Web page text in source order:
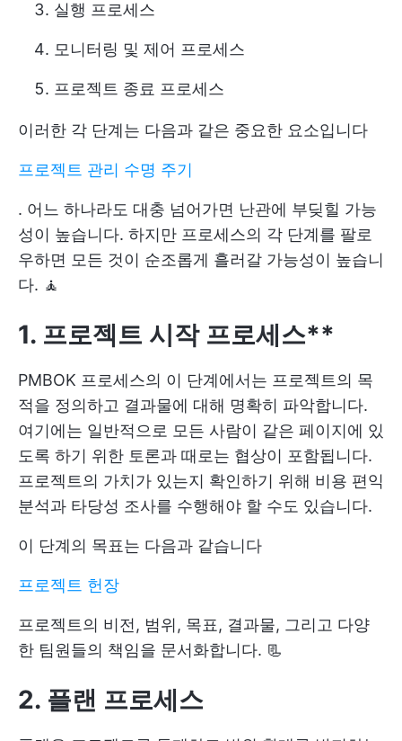
실행 프로세스
모니터링 및 제어 프로세스
프로젝트 종료 프로세스
이러한 각 단계는 다음과 같은 중요한 요소입니다
프로젝트 관리 수명 주기
. 어느 하나라도 대충 넘어가면 난관에 부딪힐 가능
성이 높습니다. 하지만 프로세스의 각 단계를 팔로
우하면 모든 것이 순조롭게 흘러갈 가능성이 높습니
다. 🧘
1. 프로젝트 시작 프로세스**
PMBOK 프로세스의 이 단계에서는 프로젝트의 목
적을 정의하고 결과물에 대해 명확히 파악합니다.
여기에는 일반적으로 모든 사람이 같은 페이지에 있
도록 하기 위한 토론과 때로는 협상이 포함됩니다.
프로젝트의 가치가 있는지 확인하기 위해 비용 편익
분석과 타당성 조사를 수행해야 할 수도 있습니다.
이 단계의 목표는 다음과 같습니다
프로젝트 헌장
프로젝트의 비전, 범위, 목표, 결과물, 그리고 다양
한 팀원들의 책임을 문서화합니다. 📃
2. 플랜 프로세스